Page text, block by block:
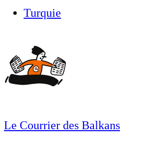
Turquie
Le Courrier des Balkans